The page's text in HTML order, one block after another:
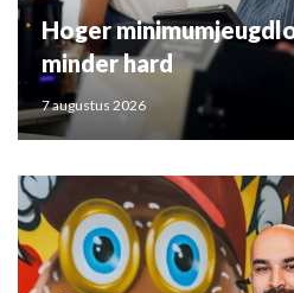
Hoger
minder hard
7 augustus 2026